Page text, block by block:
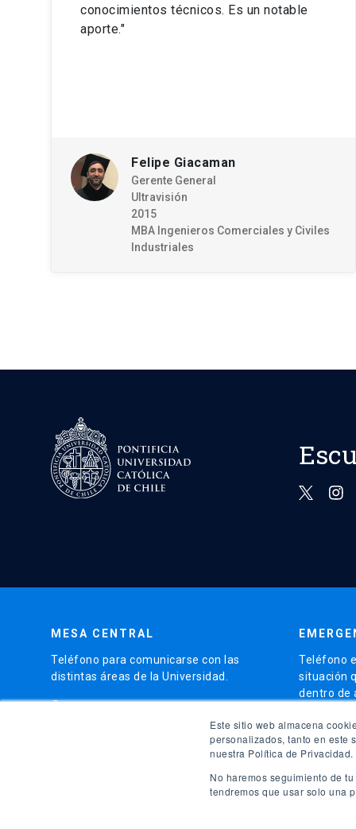
Este sitio web almacena
personalizados, tanto en este
nuestra Política de Privacidad.
No haremos seguimiento de
tendremos que usar solo una
conocimientos técnicos. Es un notable
aporte."
Felipe Giacaman
Gerente General
Ultravisión
2015
MBA Ingenieros Comerciales y Civiles
Industriales
MESA CENTRAL
Teléfono para comunicarse con las
distintas áreas de la Universidad.
phone
Teléfono
situación
dentro de
phone
launch